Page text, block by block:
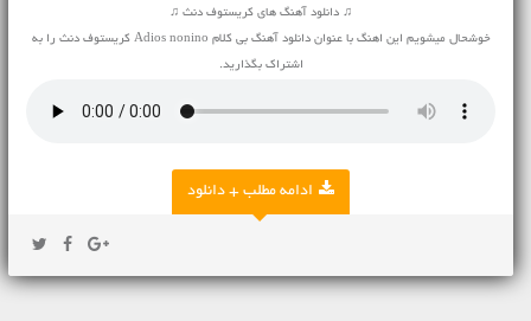
♫ دانلود آهنگ های کریستوف دنث ♫
خوشحال میشویم این اهنگ با عنوان دانلود آهنگ بی کلام Adios nonino کریستوف دنث را به
اشتراک بگذارید.
ادامه مطلب + دانلود